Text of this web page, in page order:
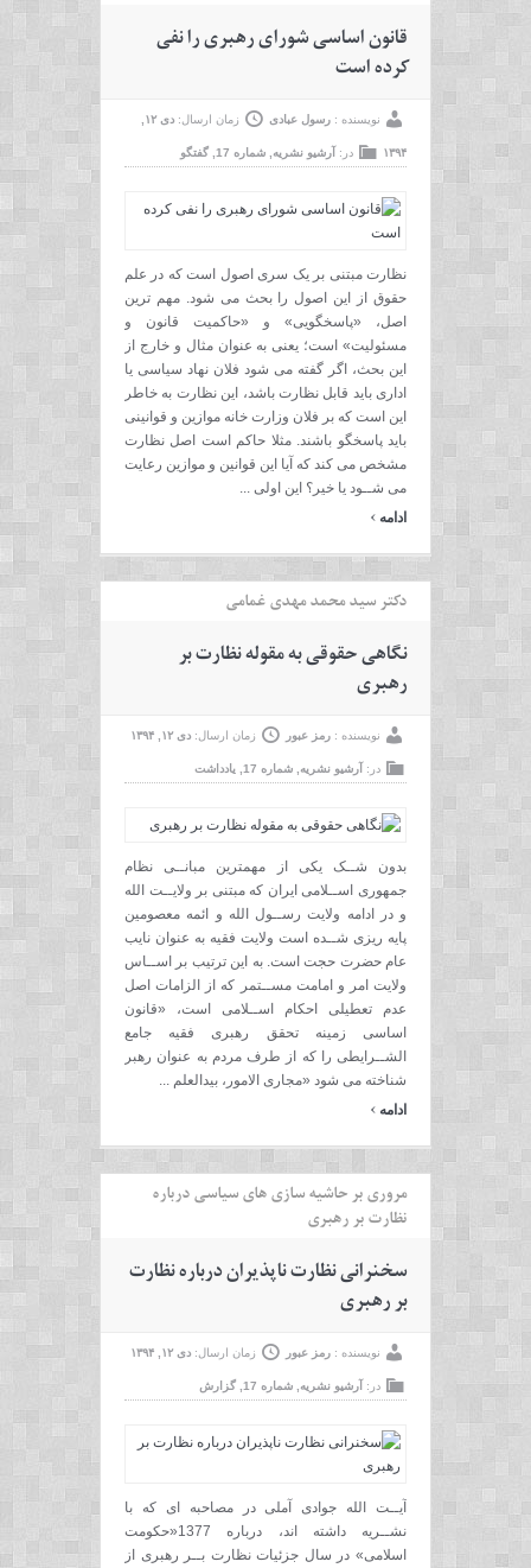
قانون اساسی شورای رهبری را نفی
کرده است
نویسنده : رسول عبادی زمان ارسال:
۱۳۹۴ در: آرشیو نشریه شماره 17 گفتگو
نظارت مبتنی بر یک سری اصول است که در علم
حقوق از این اصول را بحث می شود. مهم ترین
اصل، «پاسخگویی» و «حاکمیت قانون و
مسئولیت» است؛ یعنی به عنوان مثال و خارج از
این بحث، اگر گفته می شود فلان نهاد سیاسی یا
اداری باید قابل نظارت باشد، این نظارت به خاطر
این است که بر فلان وزارت خانه موازین و قوانینی
ًباید پاسخگو باشند. مثلا حاکم است اصل نظارت
مشخص می کند که آیا این قوانین و موازین رعایت
می شــود یا خیر؟ این اولی ...
ادامه ›
دکتر سید محمد مهدی غمامی
نگاهی حقوقی به مقوله نظارت بر
رهبری
نویسنده : رمز عبور زمان ارسال: دی ۱۲, ۱۳۹۴
در: آرشیو نشریه شماره 17 یادداشت
بدون شــک یکی از مهمترین مبانــی نظام
جمهوری اســلامی ایران که مبتنی بر ولایــت الله
و در ادامه ولایت رســول الله و ائمه معصومین
پایه ریزی شــده است ولایت فقیه به عنوان نایب
عام حضرت حجت است. به این ترتیب بر اســاس
ولایت امر و امامت مســتمر که از الزامات اصل
عدم تعطیلی احکام اســلامی است، «قانون
اساسی زمینه تحقق رهبری فقیه جامع
الشــرایطی را که از طرف مردم به عنوان رهبر
شناخته می شود «مجاری الامور، بیدالعلم ...
ادامه ›
مروری بر حاشیه سازی های سیاسی درباره
نظارت بر رهبری
سخنرانی نظارت ناپذیران درباره نظارت
بر رهبری
نویسنده : رمز عبور زمان ارسال: دی ۱۲, ۱۳۹۴
در: آرشیو نشریه شماره 17 گزارش
آیــت الله جوادی آملی در مصاحبه ای که با
نشــریه داشته اند، درباره 1377«حکومت
اسلامی» در سال جزئیات نظارت بــر رهبری از